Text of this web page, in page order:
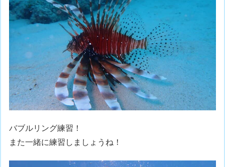
バブルリング練習！
また一緒に練習しましょうね！